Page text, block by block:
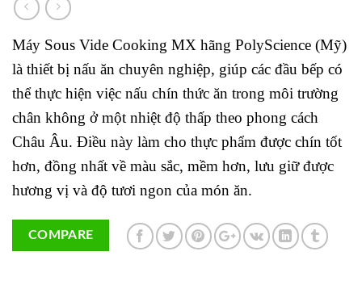
Máy Sous Vide Cooking MX hãng PolyScience (Mỹ)
là thiết bị nấu ăn chuyên nghiệp, giúp các đầu bếp có
thể thực hiện việc nấu chín thức ăn trong môi trường
chân không ở một nhiệt độ thấp theo phong cách
Châu Âu. Điều này làm cho thực phẩm được chín tốt
hơn, đồng nhất về màu sắc, mềm hơn, lưu giữ được
hương vị và độ tươi ngon của món ăn.
COMPARE